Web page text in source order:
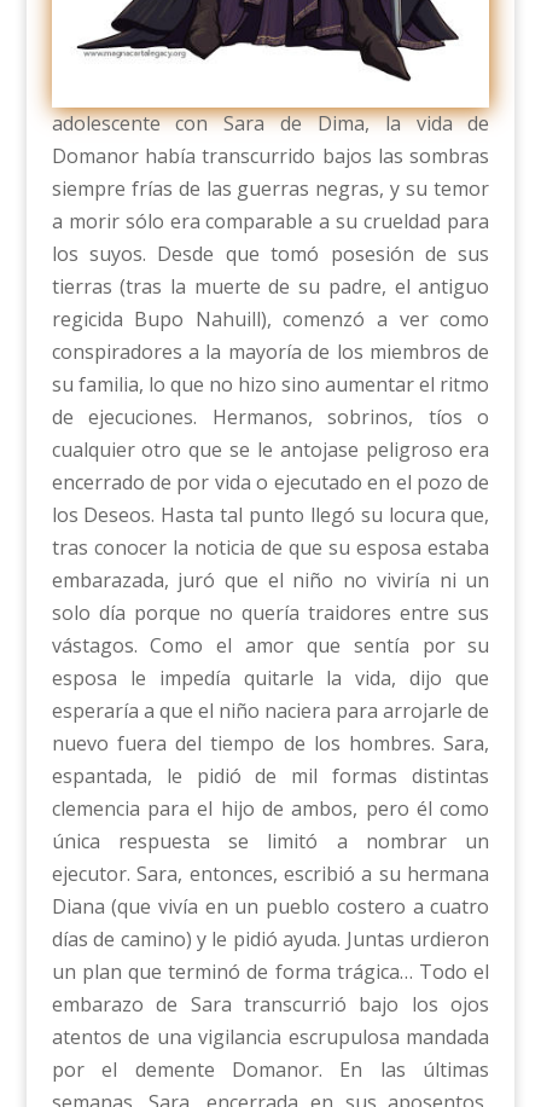
adolescente con Sara de Dima, la vida de
Domanor había transcurrido bajos las sombras
siempre frías de las guerras negras, y su temor
a morir sólo era comparable a su crueldad para
los suyos. Desde que tomó posesión de sus
tierras (tras la muerte de su padre, el antiguo
regicida Bupo Nahuill), comenzó a ver como
conspiradores a la mayoría de los miembros de
su familia, lo que no hizo sino aumentar el ritmo
de ejecuciones. Hermanos, sobrinos, tíos o
cualquier otro que se le antojase peligroso era
encerrado de por vida o ejecutado en el pozo de
los Deseos. Hasta tal punto llegó su locura que,
tras conocer la noticia de que su esposa estaba
embarazada, juró que el niño no viviría ni un
solo día porque no quería traidores entre sus
vástagos. Como el amor que sentía por su
esposa le impedía quitarle la vida, dijo que
esperaría a que el niño naciera para arrojarle de
nuevo fuera del tiempo de los hombres. Sara,
espantada, le pidió de mil formas distintas
clemencia para el hijo de ambos, pero él como
única respuesta se limitó a nombrar un
ejecutor. Sara, entonces, escribió a su hermana
Diana (que vivía en un pueblo costero a cuatro
días de camino) y le pidió ayuda. Juntas urdieron
un plan que terminó de forma trágica… Todo el
embarazo de Sara transcurrió bajo los ojos
atentos de una vigilancia escrupulosa mandada
por el demente Domanor. En las últimas
semanas, Sara, encerrada en sus aposentos,